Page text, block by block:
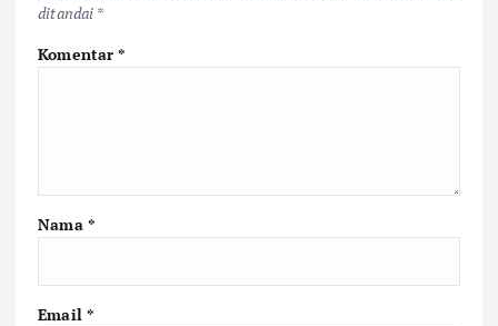
ditandai *
Komentar*
Nama *
Email *